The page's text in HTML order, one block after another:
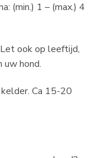
(min.) 1 – (max.) 4
ook op leeftijd,
uw hond.
Ca 15-20